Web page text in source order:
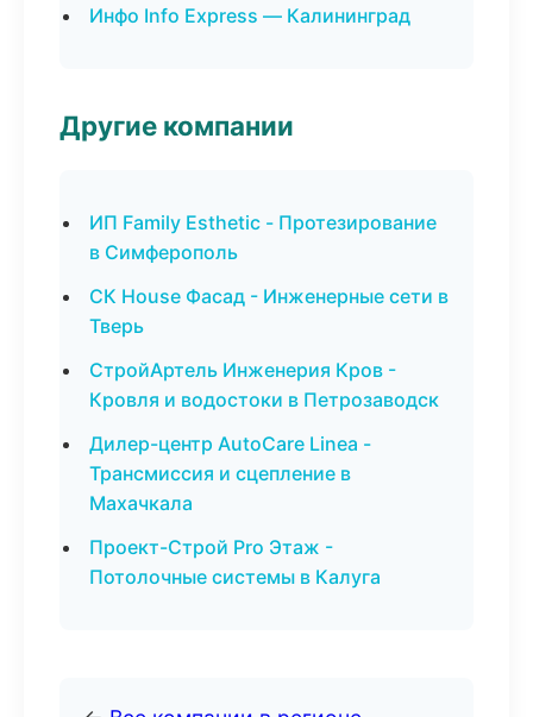
Инфо Info Express — Калининград
Другие компании
ИП Family Esthetic - Протезирование
в Симферополь
СК House Фасад - Инженерные сети в
Тверь
СтройАртель Инженерия Кров -
Кровля и водостоки в Петрозаводск
Дилер-центр AutoCare Linea -
Трансмиссия и сцепление в
Махачкала
Проект-Строй Pro Этаж -
Потолочные системы в Калуга